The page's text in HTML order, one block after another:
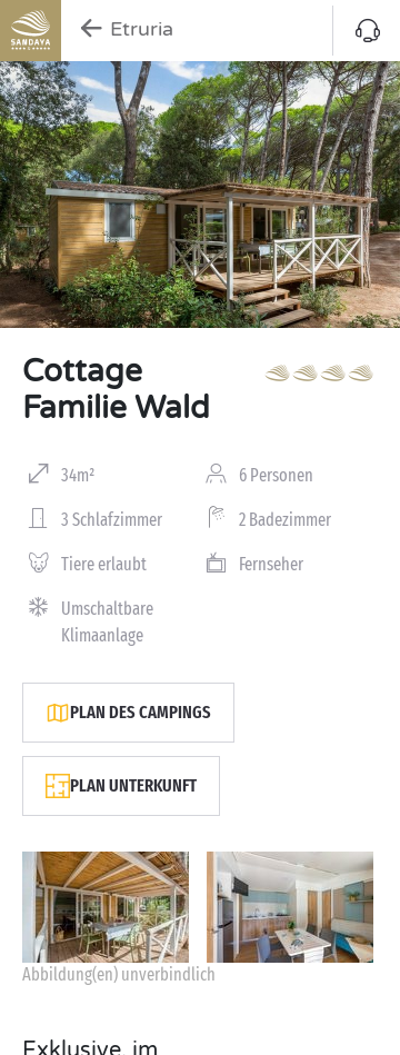
Etruria
Cottage
Familie Wald
34m² 6 Personen
3 Schlafzimmer 2 Badezimmer
Tiere erlaubt Fernseher
Umschaltbare
Klimaanlage
PLAN DES CAMPINGS
PLAN UNTERKUNFT
Abbildung(en) unverbindlich